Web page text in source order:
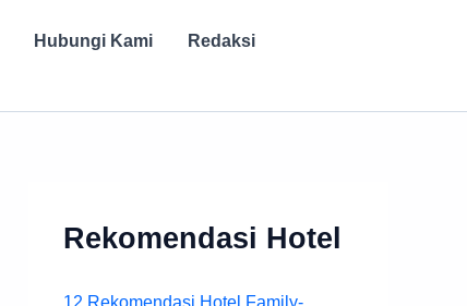
Hubungi Kami
Redaksi
Rekomendasi Hotel